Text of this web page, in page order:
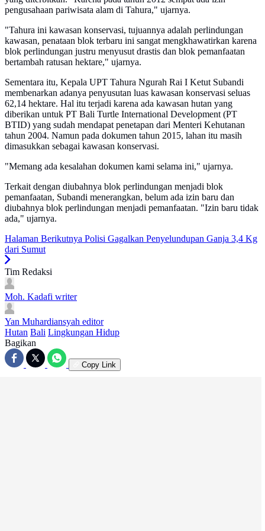
pengusahaan pariwisata alam di Tahura," ujarnya.
"Tahura ini kawasan konservasi, tujuannya adalah perlindungan
kawasan, penataan blok terbaru ini sangat mengkhawatirkan karena
blok perlindungan justru menyusut drastis dan blok pemanfaatan
bertambah ratusan hektare," ujarnya.
Sementara itu, Kepala UPT Tahura Ngurah Rai I Ketut Subandi
membenarkan adanya penyusutan luas kawasan konservasi seluas
62,14 hektare. Hal itu terjadi karena ada kawasan hutan yang
diberikan untuk PT Bali Turtle International Development (PT
BTID) yang sudah mendapat penetapan dari Menteri Kehutanan
tahun 2004. Namun pada dokumen tahun 2015, lahan itu masih
dimasukkan sebagai kawasan konservasi.
"Memang ada kesalahan dokumen kami selama ini," ujarnya.
Terkait dengan diubahnya blok perlindungan menjadi blok
pemanfaatan, Subandi menerangkan, belum ada izin baru dan
diubahnya blok perlindungan menjadi pemanfaatan. "Izin baru tidak
ada," ujarnya.
Halaman Berikutnya Polisi Gagalkan Penyelundupan Ganja 3,4 Kg
dari Sumut
Tim Redaksi
Moh. Kadafi writer
Yan Muhardiansyah editor
Hutan Bali Lingkungan Hidup
Bagikan
Copy Link